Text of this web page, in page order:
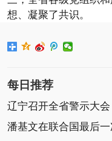
想、凝聚了共识。
每日推荐
辽宁召开全省警示大